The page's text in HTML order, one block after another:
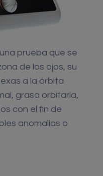
prueba que se
de los ojos, su
a la órbita
grasa orbitaria,
con el fin de
anomalías o